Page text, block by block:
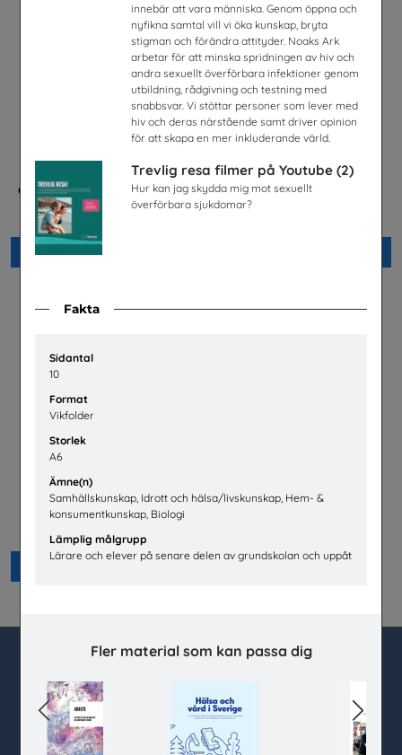
Fakta
Sidantal
10
Format
Vikfolder
Storlek
A6
Ämne(n)
Samhällskunskap, Idrott och hälsa/livskunskap, Hem- &
konsumentkunskap, Biologi
Lämplig målgrupp
Lärare och elever på senare delen av grundskolan och uppåt
innebär att vara människa. Genom öppna och
nyfikna samtal vill vi öka kunskap, bryta
stigman och förändra attityder. Noaks Ark
arbetar för att minska spridningen av hiv och
andra sexuellt överförbara infektioner genom
utbildning, rådgivning och testning med
snabbsvar. Vi stöttar personer som lever med
hiv och deras närstående samt driver opinion
för att skapa en mer inkluderande värld.
Trevlig resa filmer på Youtube (2)
Hur kan jag skydda mig mot sexuellt
överförbara sjukdomar?
Fler material som kan passa dig
Previous Next
Checklista för undervisning
om pornografi
Beställ 0kr
Energisvenska, SFI
Energiföretagen Sverige
Lätta trycket MINI
Hej främling Sverige
Beställ 0kr
utbudet.se
Box 45404
104 31 Stockholm